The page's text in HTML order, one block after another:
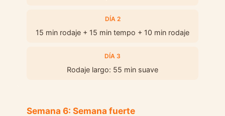
DÍA 2
15 min rodaje + 15 min tempo + 10 min rodaje
DÍA 3
Rodaje largo: 55 min suave
Semana 6: Semana fuerte